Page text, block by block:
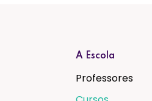
A Escola
Professores